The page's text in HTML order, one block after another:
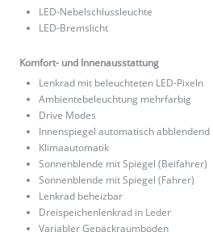
LED-Nebelschlussleuchte
LED-Bremslicht
Komfort- und Innenausstattung
Lenkrad mit beleuchteten LED-Pixeln
Ambientebeleuchtung mehrfarbig
Drive Modes
Innenspiegel automatisch abblendend
Klimaautomatik
Sonnenblende mit Spiegel (Beifahrer)
Sonnenblende mit Spiegel (Fahrer)
Lenkrad beheizbar
Dreispeichenlenkrad in Leder
Variabler Gepäckraumboden